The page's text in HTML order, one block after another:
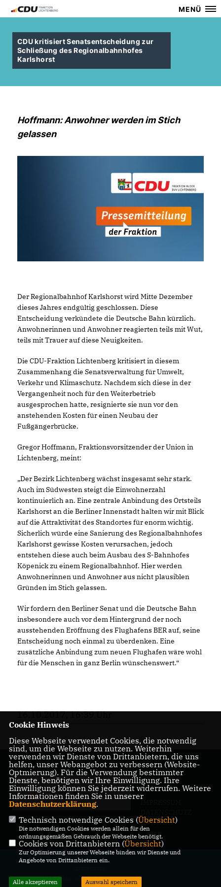
MENÜ
CDU kritisiert Senatsentscheidung zur
Schließung des Regionalbahnhofes
Karlshorst
Hoffmann: Anwohner werden im Stich
gelassen
Der Regionalbahnhof Karlshorst wird Mitte Dezember
dieses Jahres endgültig geschlossen. Diese
Entscheidung verkündete die Deutsche Bahn kürzlich.
Anwohnerinnen und Anwohner reagierten teils mit Wut,
teils mit Trauer auf diese Neuigkeiten.
Die CDU-Fraktion Lichtenberg kritisiert in diesem
Zusammenhang die Senatsverwaltung für Umwelt,
Verkehr und Klimaschutz. Nachdem sich diese in der
Vergangenheit noch für den Weiterbetrieb
ausgesprochen hatte, resignierte sie nun vor den
anstehenden Kosten für einen Neubau der
Fußgängerbrücke.
Gregor Hoffmann, Fraktionsvorsitzender der Union in
Lichtenberg, meint:
Der Bezirk Lichtenberg wächst insgesamt sehr stark.
Auch im Südwesten steigt die Einwohnerzahl
kontinuierlich an. Eine zentrale Anbindung des Ortsteils
Karlshorst an die Berliner Innenstadt halten wir mit Blick
auf die Attraktivität des Standortes für enorm wichtig.
Sicherlich würde eine Sanierung des Regionalbahnhofes
Karlshorst gewisse Kosten verursachen, jedoch
entstehen diese auch beim Ausbau des S-Bahnhofes
Köpenick zu einem Regionalbahnhof. Hier werden
Anwohnerinnen und Anwohner aus nicht plausiblen
Gründen im Stich gelassen.
Wir fordern den Berliner Senat und die Deutsche Bahn
insbesondere auch vor dem Hintergrund der noch
ausstehenden Eröffnung des Flughafens BER auf, seine
Entscheidung noch einmal zu überdenken. Eine
zusätzliche Anbindung zum neuen Flughafen wäre wohl
für die Menschen in ganz Berlin wünschenswert.“
16.10.2017, 16:39 Uhr
KONTAKT
@2026 CDU-Fraktion in der BVV
Alle Rechte vorbehalten.
Cookie Hinweis
Diese Webseite verwendet Cookies, die notwendig
sind, um die Webseite zu nutzen. Weiterhin
verwenden wir Dienste von Drittanbietern, die uns
helfen, unser Webangebot zu verbessern (Website-
Optmierung). Für die Verwendung bestimmter
Dienste, benötigen wir Ihre Einwilligung. Ihre
Einwilligung können Sie jederzeit widerrufen. Weitere
Informationen finden Sie in unserer
Datenschutzerklärung.
Technisch notwendige Cookies (Übersicht)
Die notwendigen Cookies werden allein für den
ordnungsgemäßen Gebrauch der Webseite benötigt.
Cookies von Drittanbietern (Übersicht)
Zur Optimierung unserer Webseite binden wir Dienste und
Angebote von Drittanbietern ein.
Alle akzeptieren Auswahl speichern